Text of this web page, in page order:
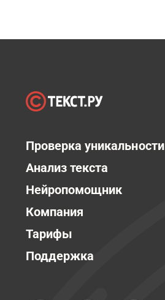
Проверка уникальности
Анализ текста
Нейропомощник
Компания
Тарифы
Поддержка